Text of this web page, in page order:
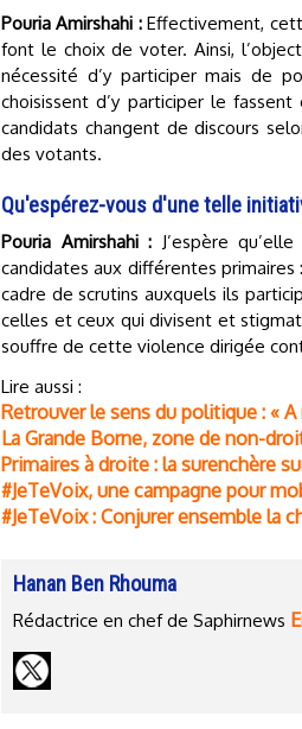
Pouria Amirshahi :Effectivement,
font le choix de voter. Ainsi,
nécessité d’y participer mais de
choisissent d’y participer le
candidats changent de discours
des votants.
Qu'espérez-vous d'une telle
Pouria Amirshahi : J’espère
candidates aux différentes
cadre de scrutins auxquels ils
celles et ceux qui divisent et
souffre de cette violence dirigée
Lire aussi :
Retrouver le sens du politique : «
La Grande Borne, zone de non-
Primaires à droite : la surenchère
#JeTeVoix, une campagne pour
#JeTeVoix : Conjurer ensemble la
Hanan Ben Rhouma
Rédactrice en chef de Saphirnews